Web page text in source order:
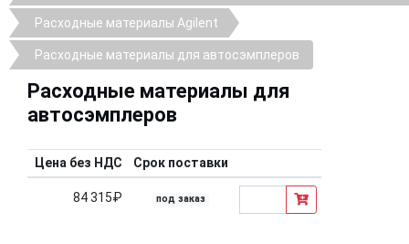
Расходные материалы Agilent
Расходные материалы для автосэмплеров
Расходные материалы для
автосэмплеров
Цена без НДС Срок поставки
84 315₽ под заказ